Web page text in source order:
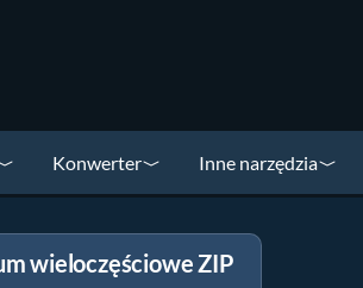
Konwerter Inne narzędzia
wieloczęściowe ZIP